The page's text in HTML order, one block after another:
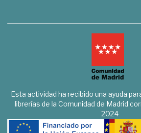
Esta actividad ha recibido una ayuda
librerías de la Comunidad de Madrid
2024